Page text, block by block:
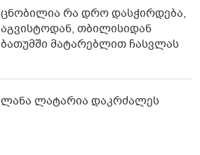
ცნობილია რა დრო დასჭირდება,
აგვისტოდან, თბილისიდან
ბათუმში მატარებლით ჩასვლას
ლანა ლატარია დაკრძალეს